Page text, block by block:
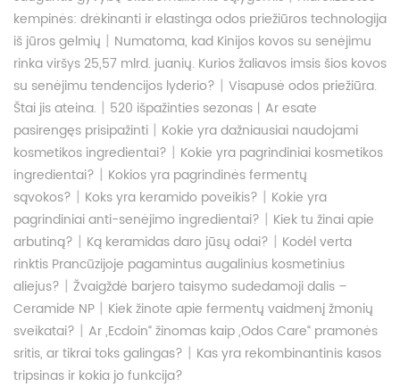
kempinės: drėkinanti ir elastinga odos priežiūros technologija
iš jūros gelmių | Numatoma, kad Kinijos kovos su senėjimu
rinka viršys 25,57 mlrd. juanių. Kurios žaliavos imsis šios kovos
su senėjimu tendencijos lyderio? | Visapusė odos priežiūra.
Štai jis ateina. | 520 išpažinties sezonas丨Ar esate
pasirengęs prisipažinti | Kokie yra dažniausiai naudojami
kosmetikos ingredientai? | Kokie yra pagrindiniai kosmetikos
ingredientai? | Kokios yra pagrindinės fermentų
sąvokos? | Koks yra keramido poveikis? | Kokie yra
pagrindiniai anti-senėjimo ingredientai? | Kiek tu žinai apie
arbutiną? | Ką keramidas daro jūsų odai? | Kodėl verta
rinktis Prancūzijoje pagamintus augalinius kosmetinius
aliejus? | Žvaigždė barjero taisymo sudedamoji dalis –
Ceramide NP | Kiek žinote apie fermentų vaidmenį žmonių
sveikatai? | Ar „Ecdoin“ žinomas kaip „Odos Care“ pramonės
sritis, ar tikrai toks galingas? | Kas yra rekombinantinis kasos
tripsinas ir kokia jo funkcija?